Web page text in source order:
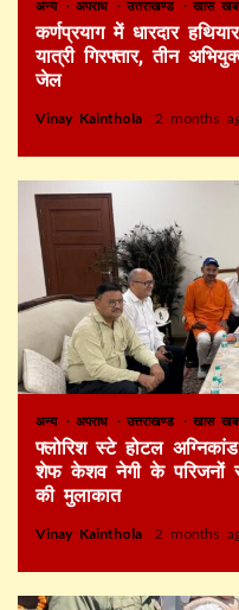
अन्य अपराध उत्तराखण्ड खास
कर्णप्रयाग में धारदार
यात्री गिरफ्तार, तीन
जेल
Vinay Kainthola 2 months
अन्य अपराध उत्तराखण्ड खास
फ्लोरिश स्टे होटल
शेफ केशव नेगी के परिजनों
की मुलाकात
Vinay Kainthola 2 months